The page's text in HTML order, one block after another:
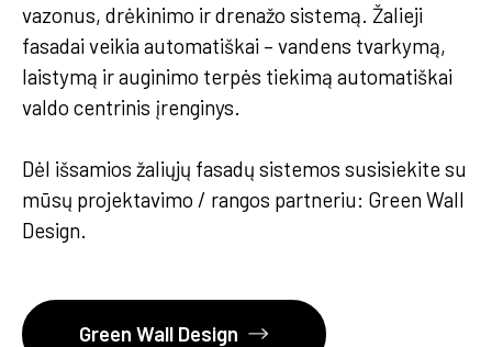
vazonus, drėkinimo ir drenažo sistemą. Žalieji
fasadai veikia automatiškai – vandens tvarkymą,
laistymą ir auginimo terpės tiekimą automatiškai
valdo centrinis įrenginys.
Dėl išsamios žaliųjų fasadų sistemos susisiekite su
mūsų projektavimo / rangos partneriu: Green Wall
Design.
Green Wall Design